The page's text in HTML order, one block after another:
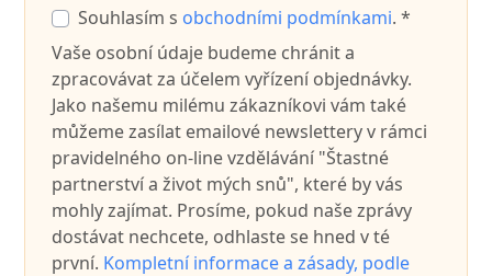
Souhlasím s obchodními podmínkami. *
Vaše osobní údaje budeme chránit a
zpracovávat za účelem vyřízení objednávky.
Jako našemu milému zákazníkovi vám také
můžeme zasílat emailové newslettery v rámci
pravidelného on-line vzdělávání "Štastné
partnerství a život mých snů", které by vás
mohly zajímat. Prosíme, pokud naše zprávy
dostávat nechcete, odhlaste se hned v té
první. Kompletní informace a zásady, podle